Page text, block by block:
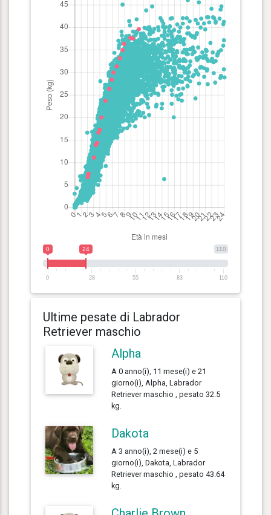
110
0 24
0 28 55 83 110
Ultime pesate di Labrador
Retriever maschio
Alpha
A 0 anno(i), 11 mese(i) e 21
giorno(i), Alpha, Labrador
Retriever maschio , pesato 32.5
kg.
Dakota
A 3 anno(i), 2 mese(i) e 5
giorno(i), Dakota, Labrador
Retriever maschio , pesato 43.64
kg.